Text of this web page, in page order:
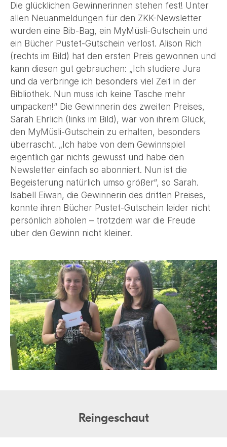
Die glücklichen Gewinnerinnen stehen fest! Unter
allen Neuanmeldungen für den ZKK-Newsletter
wurden eine Bib-Bag, ein MyMüsli-Gutschein und
ein Bücher Pustet-Gutschein verlost. Alison Rich
(rechts im Bild) hat den ersten Preis gewonnen und
kann diesen gut gebrauchen: „Ich studiere Jura
und da verbringe ich besonders viel Zeit in der
Bibliothek. Nun muss ich keine Tasche mehr
umpacken!“ Die Gewinnerin des zweiten Preises,
Sarah Ehrlich (links im Bild), war von ihrem Glück,
den MyMüsli-Gutschein zu erhalten, besonders
überrascht. „Ich habe von dem Gewinnspiel
eigentlich gar nichts gewusst und habe den
Newsletter einfach so abonniert. Nun ist die
Begeisterung natürlich umso größer“, so Sarah.
Isabell Eiwan, die Gewinnerin des dritten Preises,
konnte ihren Bücher Pustet-Gutschein leider nicht
persönlich abholen – trotzdem war die Freude
über den Gewinn nicht kleiner.
Reingeschaut